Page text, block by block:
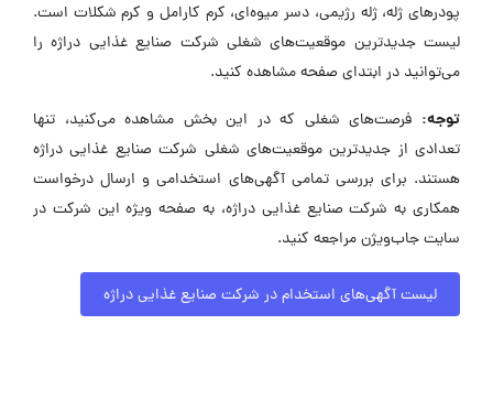
پودرهای ژله، ژله رژیمی، دسر میوه‌ای، کرم کارامل و کرم شکلات است.
لیست جدیدترین موقعیت‌های شغلی شرکت صنایع غذایی دراژه را
می‌توانید در ابتدای صفحه مشاهده کنید.
توجه: فرصت‌های شغلی که در این بخش مشاهده می‌کنید، تنها
تعدادی از جدیدترین موقعیت‌های شغلی شرکت صنایع غذایی دراژه
هستند. برای بررسی تمامی آگهی‌های استخدامی و ارسال درخواست
همکاری به شرکت صنایع غذایی دراژه، به صفحه ویژه این شرکت در
سایت جاب‌ویژن مراجعه کنید.
لیست آگهی‌های استخدام در شرکت صنایع غذایی دراژه